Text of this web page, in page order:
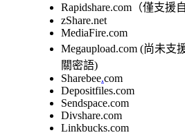
Rapidshare.com（僅支援
zShare.net
MediaFire.com
Megaupload.com (尚未支
關密語)
Sharebee.com
Depositfiles.com
Sendspace.com
Divshare.com
Linkbucks.com